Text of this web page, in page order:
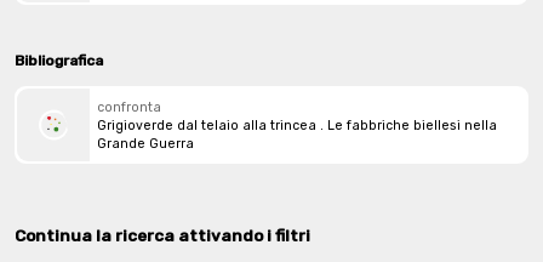
Bibliografica
confronta
Grigioverde dal telaio alla trincea . Le fabbriche biellesi nella
Grande Guerra
Continua la ricerca attivando i filtri